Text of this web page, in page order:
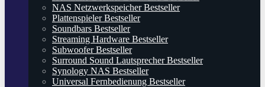
NAS Netzwerkspeicher Bestseller
Plattenspieler Bestseller
Soundbars Bestseller
Streaming Hardware Bestseller
Subwoofer Bestseller
Surround Sound Lautsprecher Bestseller
Synology NAS Bestseller
Universal Fernbedienung Bestseller